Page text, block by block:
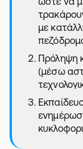
με
Πρόληψη
(μέσω